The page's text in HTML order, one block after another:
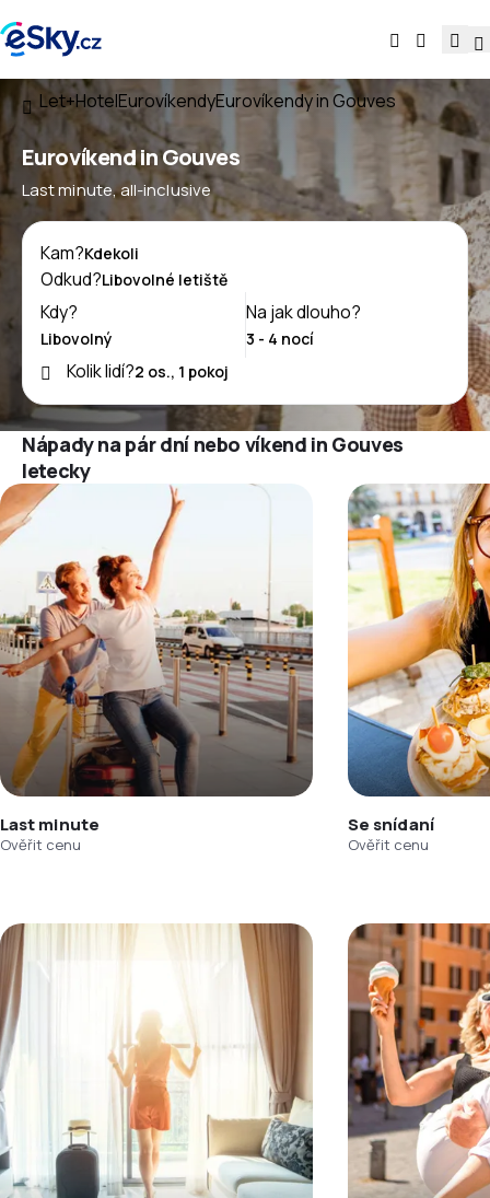
Let+HotelEurovíkendyEurovíkendy in Gouves
Eurovíkend in Gouves
Last minute, all-inclusive
Kam?
Odkud?
Kdy?
Na jak dlouho?
Kolik lidí?
Nápady na pár dní nebo víkend in Gouves
letecky
Last minute
Ověřit cenu
Se snídaní
Ověřit cenu